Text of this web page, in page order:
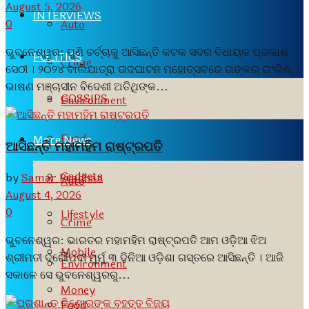
Auto
Crime
Environment
Food
Gadgets
Lifestyle
Mobile
Money
INTERVIEWS
POLITICS
GOSSIPS
More News
Auto
Crime
Environment
Food
August 5, 2026
0
ଭୁବନେଶ୍ୱର: ପୁଣି ଚର୍ଚ୍ଚାକୁ ଆସିଛନ୍ତି କଟକ ସଦର ବିଧାୟକ ପ୍ରକାଶ
ସେଠୀ । ୨୦୨୪ ବାଲିଯାତ୍ରା ଉଦଘାଟନ ମହୋତ୍ସବରେ ତାଙ୍କର ଇଂଲିଶ୍
ଭାଷଣ ମଞ୍ଚାସୀନ ବିଦେଶୀ ଅତିଥିଙ୍କ...
ଆସିଛନ୍ତି ମହାମହିମ ରାଷ୍ଟ୍ରପତି
bySamar Pradhan
August 4, 2026
0
ଭୁବନେଶ୍ୱର: ଭାରତର ମହାମହିମ ରାଷ୍ଟ୍ରପତି ଆମ ଓଡ଼ିଆ ଝିଅ
ଶ୍ରୀମତୀ ଦ୍ରୌପଦୀ ମୁର୍ମୁ ୩ ଦିନିଆ ଓଡ଼ିଶା ଗସ୍ତରେ ଆସିଛନ୍ତି । ଆଜି
ସକାଳେ ସେ ଭୁବନେଶ୍ୱରରୁ...